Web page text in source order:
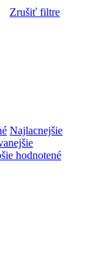
Zrušiť filtre
Najlacnejšie
hodnotené